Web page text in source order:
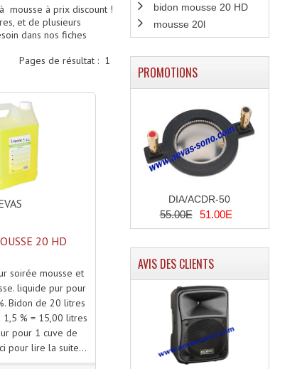
mousse à prix discount !
et de plusieurs
dans nos fiches
Pages de résultat : 1
20 HD
soirée mousse et
liquide pur pour
Bidon de 20 litres
% = 15,00 litres
pour 1 cuve de
pour lire la suite...
bidon mousse 20 HD
mousse 20l
PROMOTIONS
DIA/ACDR-50
55.00E 51.00E
AVIS DES CLIENTS